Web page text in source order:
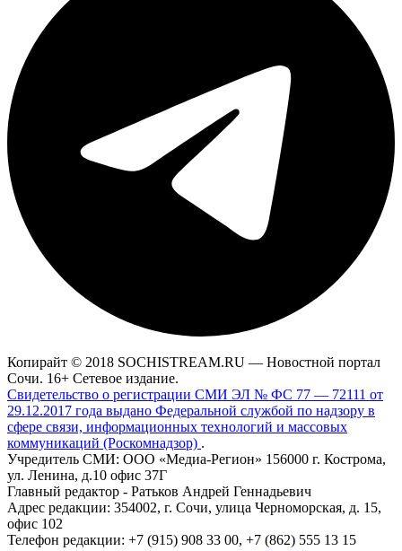
Копирайт © 2018 SOCHISTREAM.RU — Новостной портал
Сочи. 16+ Сетевое издание.
Свидетельство о регистрации СМИ ЭЛ № ФС 77 — 72111 от
29.12.2017 года выдано Федеральной службой по надзору в
сфере связи, информационных технологий и массовых
коммуникаций (Роскомнадзор) .
Учредитель СМИ: ООО «Медиа-Регион» 156000 г. Кострома,
ул. Ленина, д.10 офис 37Г
Главный редактор - Ратьков Андрей Геннадьевич
Адрес редакции: 354002, г. Сочи, улица Черноморская, д. 15,
офис 102
Телефон редакции: +7 (915) 908 33 00, +7 (862) 555 13 15